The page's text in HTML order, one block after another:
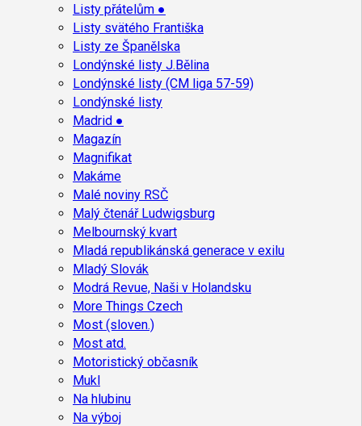
Listy přátelům ●
Listy svätého Františka
Listy ze Španělska
Londýnské listy J.Bělina
Londýnské listy (CM liga 57-59)
Londýnské listy
Madrid ●
Magazín
Magnifikat
Makáme
Malé noviny RSČ
Malý čtenář Ludwigsburg
Melbournský kvart
Mladá republikánská generace v exilu
Mladý Slovák
Modrá Revue, Naši v Holandsku
More Things Czech
Most (sloven.)
Most atd.
Motoristický občasník
Mukl
Na hlubinu
Na výboj